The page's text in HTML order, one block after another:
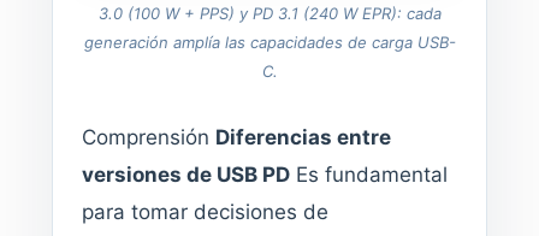
3.0 (100 W + PPS) y PD 3.1 (240 W EPR): cada
generación amplía las capacidades de carga USB-
C.
Comprensión Diferencias entre
versiones de USB PD Es fundamental
para tomar decisiones de